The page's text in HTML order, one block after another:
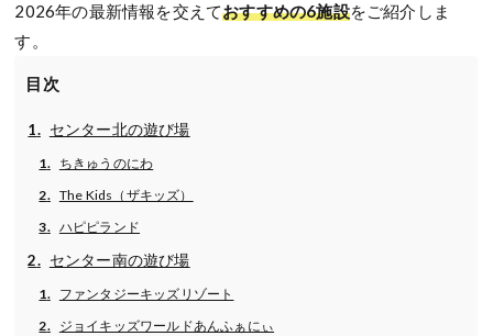
2026年の最新情報を交えておすすめの6施設をご紹介しま
す。
目次
センター北の遊び場
ちきゅうのにわ
The Kids（ザキッズ）
ハピピランド
センター南の遊び場
ファンタジーキッズリゾート
ジョイキッズワールドあんふぁにぃ